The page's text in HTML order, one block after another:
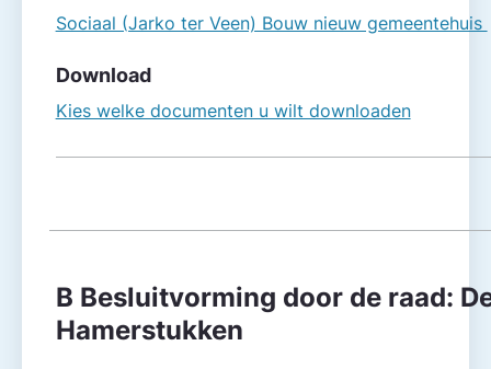
Sociaal (Jarko ter Veen) Bouw nieuw gemeentehuis
Download
Kies welke documenten u wilt downloaden
B Besluitvorming door de raad:
Hamerstukken